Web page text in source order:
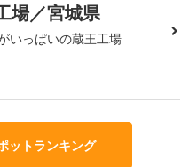
場／宮城県
いっぱいの蔵王工場
ットランキング